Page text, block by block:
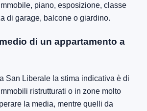
piano, esposizione, classe
di garage, balcone o giardino.
di un appartamento a
San Liberale la stima indicativa è di
ristrutturati o in zone molto
la media, mentre quelli da